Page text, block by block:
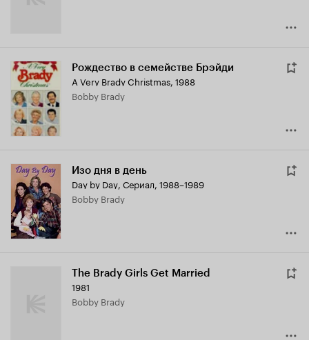
Рождество в семействе Брэйди
A Very Brady Christmas, 1988
Bobby Brady
Изо дня в день
Day by Day, Сериал, 1988–1989
Bobby Brady
The Brady Girls Get Married
1981
Bobby Brady